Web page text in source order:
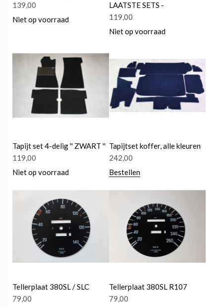
139,00
Niet op voorraad
LAATSTE SETS -
119,00
Niet op voorraad
Tapijt set 4-delig '' ZWART ''
119,00
Niet op voorraad
Tapijtset koffer, alle kleuren
242,00
Bestellen
Tellerplaat 380SL / SLC
79,00
Tellerplaat 380SL R107
79,00